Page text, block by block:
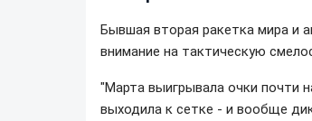
Бывшая вторая ракетка мира и
внимание на тактическую
"Марта выигрывала очки почти
выходила к сетке - и вообще